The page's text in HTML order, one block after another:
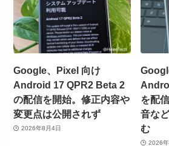
Google、Pixel 向け
Android 17 QPR2 Beta 2
の配信を開始。修正内容や
変更点は公開されず
2026年8月4日
を配
音な
む
2026